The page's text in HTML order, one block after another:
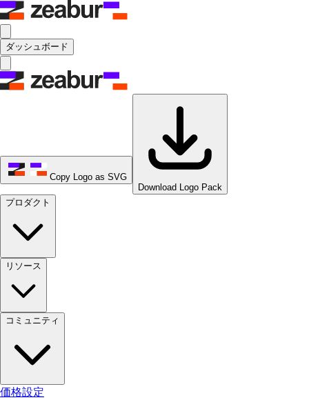
ダッシュボード
Copy Logo as SVG
Download Logo Pack
プロダクト
リソース
コミュニティ
価格設定